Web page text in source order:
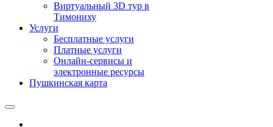
Виртуальный 3D тур в
Тимониху
Услуги
Бесплатные услуги
Платные услуги
Онлайн-сервисы и
электронные ресурсы
Пушкинская карта